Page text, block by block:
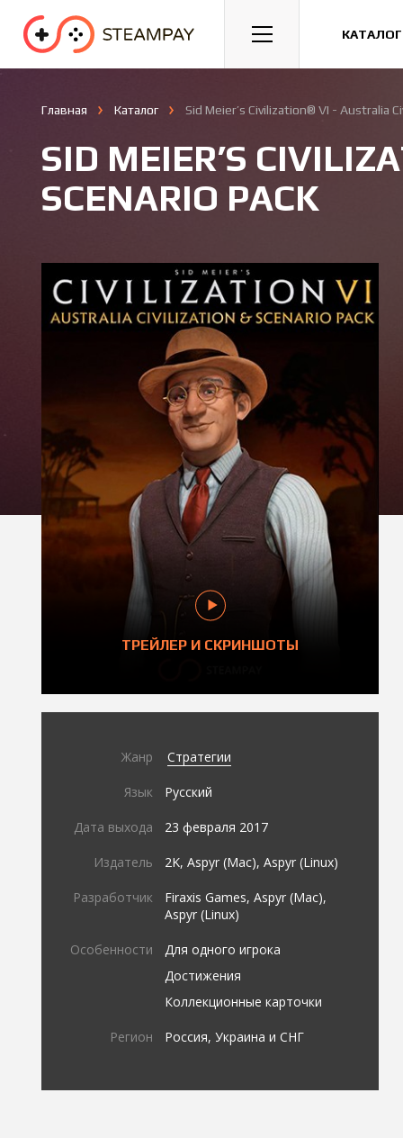
Спорт Гонки Казуальные
Главная Каталог Sid Meier’s Civilization® VI - Australia
SID MEIER’S
SCENARIO PACK
ТРЕЙЛЕР И СКРИНШОТЫ
Жанр Стратегии
Язык Русский
Дата выхода 23 февраля 2017
Издатель 2K, Aspyr (Mac), Aspyr (Linux)
Разработчик
Firaxis Games, Aspyr (Mac),
Aspyr (Linux)
Особенности
Для одного игрока
Достижения
Коллекционные карточки
Регион Россия, Украина и СНГ